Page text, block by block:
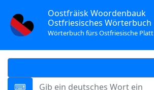
Oostfräisk Woordenbauk
Ostfriesisches Wörterbuch
Wörterbuch fürs Ostfriesische Platt